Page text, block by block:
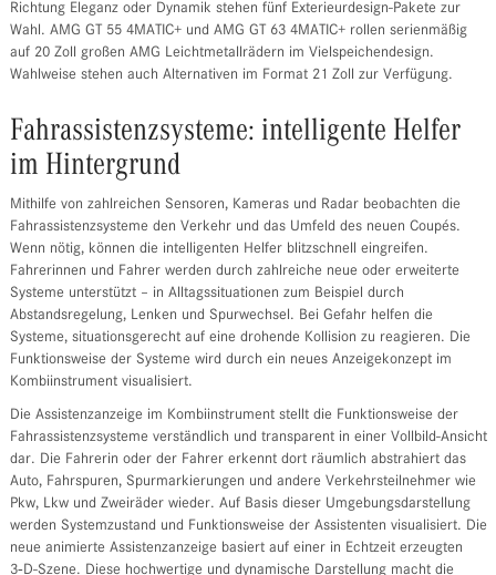
Richtung Eleganz oder Dynamik stehen fünf Exterieurdesign-Pakete zur
Wahl. AMG GT 55 4MATIC+ und AMG GT 63 4MATIC+ rollen serienmäßig
auf 20 Zoll großen AMG Leichtmetallrädern im Vielspeichendesign.
Wahlweise stehen auch Alternativen im Format 21 Zoll zur Verfügung.
Fahrassistenzsysteme: intelligente Helfer
im Hintergrund
Mithilfe von zahlreichen Sensoren, Kameras und Radar beobachten die
Fahrassistenzsysteme den Verkehr und das Umfeld des neuen Coupés.
Wenn nötig, können die intelligenten Helfer blitzschnell eingreifen.
Fahrerinnen und Fahrer werden durch zahlreiche neue oder erweiterte
Systeme unterstützt – in Alltagssituationen zum Beispiel durch
Abstandsregelung, Lenken und Spurwechsel. Bei Gefahr helfen die
Systeme, situationsgerecht auf eine drohende Kollision zu reagieren. Die
Funktionsweise der Systeme wird durch ein neues Anzeigekonzept im
Kombiinstrument visualisiert.
Die Assistenzanzeige im Kombiinstrument stellt die Funktionsweise der
Fahrassistenzsysteme verständlich und transparent in einer Vollbild-Ansicht
dar. Die Fahrerin oder der Fahrer erkennt dort räumlich abstrahiert das
Auto, Fahrspuren, Spurmarkierungen und andere Verkehrsteilnehmer wie
Pkw, Lkw und Zweiräder wieder. Auf Basis dieser Umgebungsdarstellung
werden Systemzustand und Funktionsweise der Assistenten visualisiert. Die
neue animierte Assistenzanzeige basiert auf einer in Echtzeit erzeugten
3‑D-Szene. Diese hochwertige und dynamische Darstellung macht die